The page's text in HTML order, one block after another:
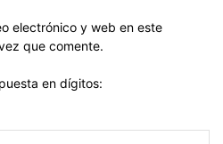
electrónico y web en este
que comente.
en dígitos: